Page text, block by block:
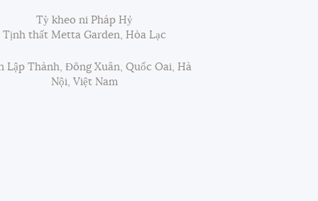
Tỳ kheo ni Pháp Hỷ
Tịnh thất Metta Garden, Hòa Lạc
Lập Thành, Đông Xuân, Quốc Oai, Hà
Nội, Việt Nam